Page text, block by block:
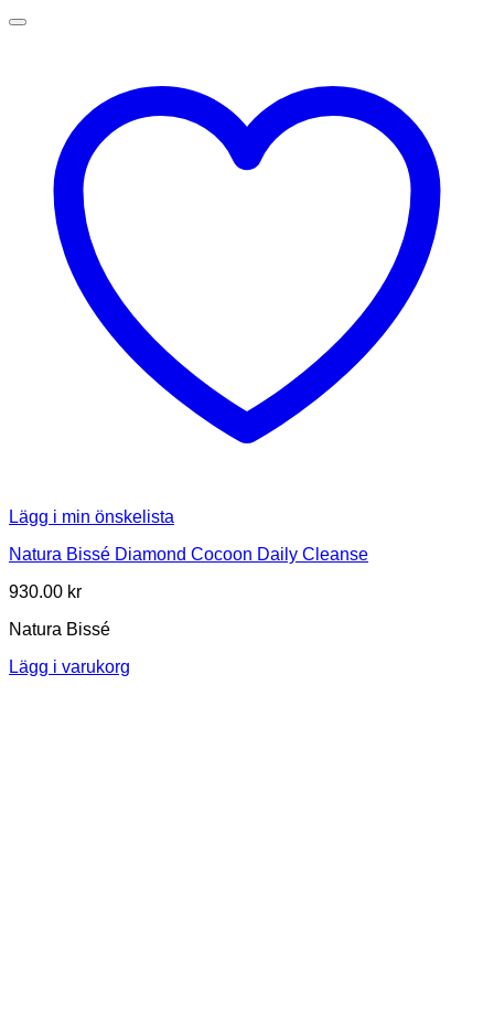
Lägg i min önskelista
Natura Bissé Diamond Cocoon Daily Cleanse
930.00 kr
Natura Bissé
Lägg i varukorg